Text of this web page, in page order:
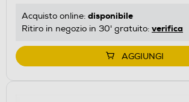
Acquisto online: disponibile
Ritiro in negozio in 30' gratuito: verifica
AGGIUNGI